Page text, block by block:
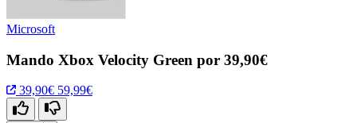
Microsoft
Mando Xbox Velocity Green por 39,90€
39,90€ 59,99€